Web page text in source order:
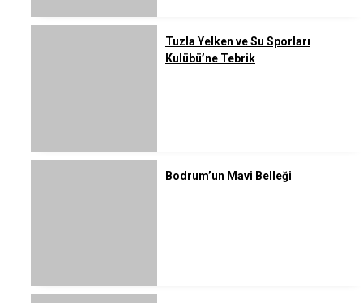
Tuzla Yelken ve Su Sporları
Kulübü’ne Tebrik
Bodrum’un Mavi Belleği